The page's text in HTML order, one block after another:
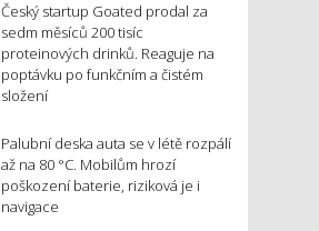
Český startup Goated prodal za
sedm měsíců 200 tisíc
proteinových drinků. Reaguje na
poptávku po funkčním a čistém
složení
Palubní deska auta se v létě rozpálí
až na 80 °C. Mobilům hrozí
poškození baterie, riziková je i
navigace